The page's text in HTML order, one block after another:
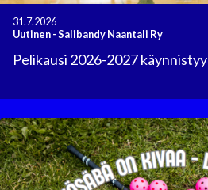
31.7.2026
Uutinen-Salibandy Naantali Ry
Pelikausi 2026-2027 käynnistyy